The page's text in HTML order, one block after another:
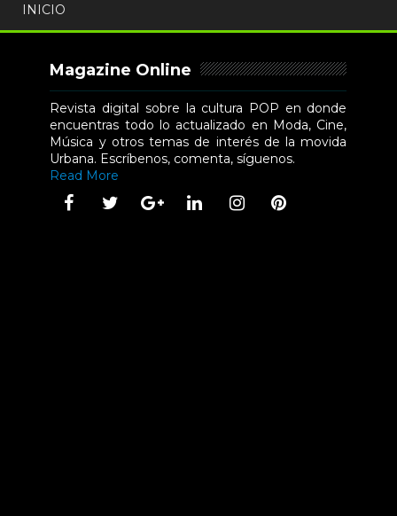
INICIO
Magazine Online
Revista digital sobre la cultura POP en donde
encuentras todo lo actualizado en Moda, Cine,
Música y otros temas de interés de la movida
Urbana. Escríbenos, comenta, síguenos.
Read More